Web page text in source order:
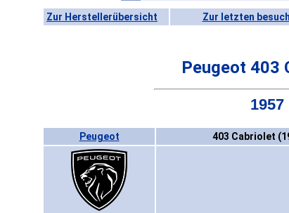
Zur Herstellerübersicht Zur letzten
Peugeot 403
1957
Peugeot 403 Cabriolet